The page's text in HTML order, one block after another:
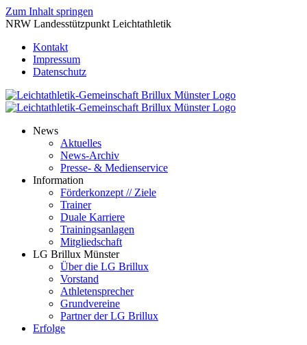
Zum Inhalt springen
NRW Landesstützpunkt Leichtathletik
Kontakt
Impressum
Datenschutz
News
Aktuelles
News-Archiv
Presse- & Medienservice
Information
Förderkonzept // Ziele
Trainer
Duale Karriere
Trainingsanlagen
Mitgliedschaft
LG Brillux Münster
Über die LG Brillux
Vorstand
Athletensprecher
Grundvereine
Partner der LG Brillux
Erfolge